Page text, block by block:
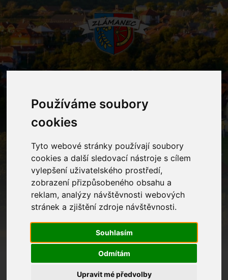
Používáme soubory
cookies
Tyto webové stránky používají soubory
cookies a další sledovací nástroje s cílem
vylepšení uživatelského prostředí,
zobrazení přizpůsobeného obsahu a
reklam, analýzy návštěvnosti webových
stránek a zjištění zdroje návštěvnosti.
Souhlasím
Odmítám
Upravit mé předvolby
Fotogalerie
Fotogalerie
Šťastné a veselé Vánoce přejí děti z MŠ
Zlámanec